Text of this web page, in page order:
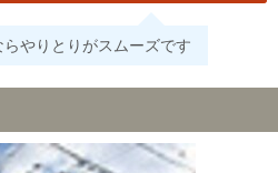
らやりとりがスムーズです